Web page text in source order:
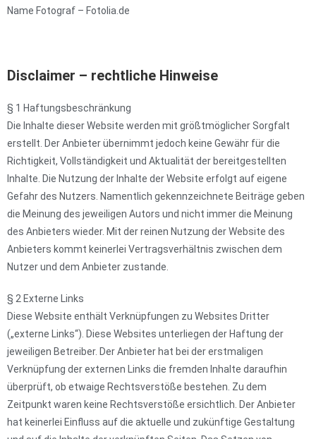
Name Fotograf – Fotolia.de
Disclaimer – rechtliche Hinweise
§ 1 Haftungsbeschränkung
Die Inhalte dieser Website werden mit größtmöglicher Sorgfalt
erstellt. Der Anbieter übernimmt jedoch keine Gewähr für die
Richtigkeit, Vollständigkeit und Aktualität der bereitgestellten
Inhalte. Die Nutzung der Inhalte der Website erfolgt auf eigene
Gefahr des Nutzers. Namentlich gekennzeichnete Beiträge geben
die Meinung des jeweiligen Autors und nicht immer die Meinung
des Anbieters wieder. Mit der reinen Nutzung der Website des
Anbieters kommt keinerlei Vertragsverhältnis zwischen dem
Nutzer und dem Anbieter zustande.
§ 2 Externe Links
Diese Website enthält Verknüpfungen zu Websites Dritter
(„externe Links“). Diese Websites unterliegen der Haftung der
jeweiligen Betreiber. Der Anbieter hat bei der erstmaligen
Verknüpfung der externen Links die fremden Inhalte daraufhin
überprüft, ob etwaige Rechtsverstöße bestehen. Zu dem
Zeitpunkt waren keine Rechtsverstöße ersichtlich. Der Anbieter
hat keinerlei Einfluss auf die aktuelle und zukünftige Gestaltung